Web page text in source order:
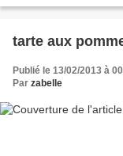
tarte aux
Publié le 13/02/2013 à
Par zabelle